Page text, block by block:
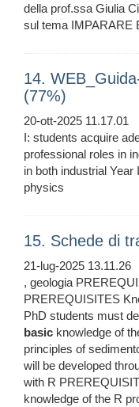
della prof.ssa Giulia
sul tema IMPARARE
14.
(77%)
20-ott-2025 11.17.01
I: students acquire
professional roles in
in both industrial
physics
15. Schede di
21-lug-2025 13.11.26
, geologia
PREREQUISITES
PhD students must
basic knowledge of
principles of
will be developed
with R
knowledge of the R